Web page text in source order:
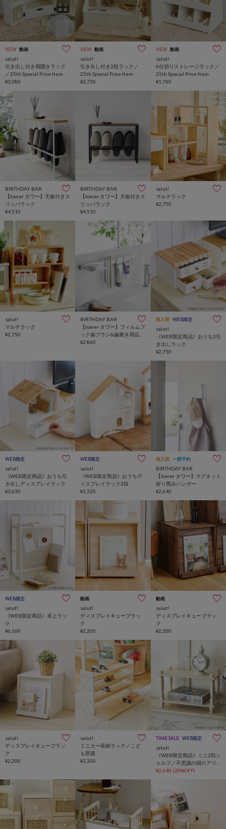
NEW 動画
salut!
引き出し付き両開きラック
／25th Special Price Item
¥3,080
NEW 動画
salut!
引き出し付き2段ラック／
25th Special Price Item
¥2,750
NEW 動画
salut!
6仕切りストレージラック／
25th Special Price Item
¥1,760
BIRTHDAY BAR
【tower タワー】天板付きス
リッパラック
¥4,510
BIRTHDAY BAR
【tower タワー】天板付きス
リッパラック
¥4,510
salut!
マルチラック
¥2,750
salut!
マルチラック
¥2,750
BIRTHDAY BAR
【tower タワー】フィルムフ
ック歯ブラシ&歯磨き用品収
納セット
¥2,860
再入荷 WEB限定
salut!
《WEB限定商品》おうち3引
き出しラック
¥2,750
WEB限定
salut!
《WEB限定商品》おうち引
き出しディスプレイラック
¥3,630
WEB限定
salut!
《WEB限定商品》おうちデ
ィスプレイラック2段
¥1,320
再入荷 一部予約
BIRTHDAY BAR
【tower タワー】マグネット
折り畳みハンガー
¥2,640
WEB限定
salut!
《WEB限定商品》卓上ラッ
ク
¥6,160
動画
salut!
ディスプレイキューブラッ
ク
¥2,200
動画
salut!
ディスプレイキューブラッ
ク
¥2,200
salut!
ディスプレイキューブラッ
ク
¥2,200
salut!
ミニカー収納ラック／こど
も部屋
¥3,300
TIME SALE WEB限定
salut!
《WEB限定商品》ミニ2段シ
ェルフ／不思議の国のアリ
スインテリア
¥2,640 (20%OFF)